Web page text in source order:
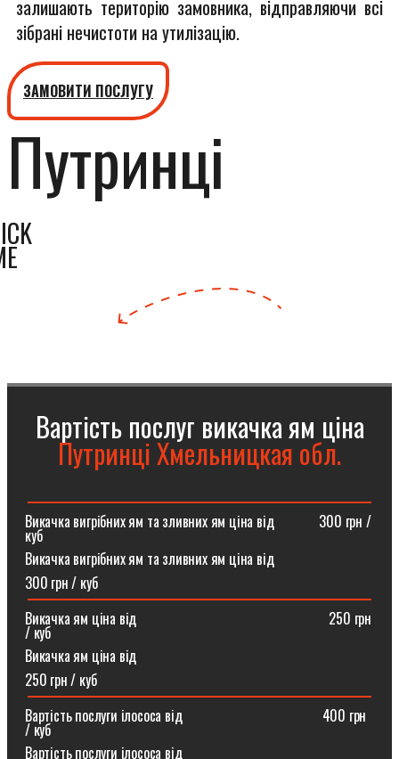
залишають територію замовника, відправляючи всі
зібрані нечистоти на утилізацію.
ЗАМОВИТИ ПОСЛУГУ
Путринці
Вартість послуг викачка ям ціна
Путринці Хмельницкая обл.
Викачка вигрібних ям та зливних ям ціна від ⠀⠀⠀⠀300 грн /
куб
Викачка вигрібних ям та зливних ям ціна від
300 грн / куб
Викачка ям ціна від ⠀⠀⠀⠀⠀⠀⠀⠀⠀⠀⠀⠀⠀⠀⠀⠀⠀⠀250 грн
/ куб
Викачка ям ціна від
250 грн / куб
Вартість послуги ілососа від ⠀⠀⠀⠀⠀⠀⠀⠀⠀⠀⠀⠀⠀400 грн
/ куб
Вартість послуги ілососа від